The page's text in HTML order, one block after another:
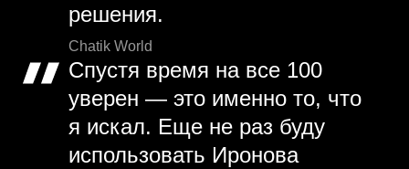
решения.
Chatik World
Спустя время на все 100
уверен — это именно то, что
я искал. Еще не раз буду
использовать Иронова